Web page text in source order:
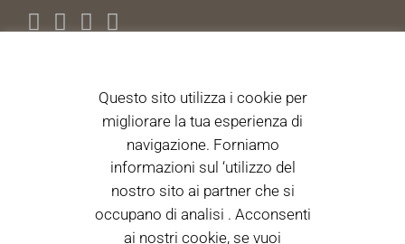
Autorizzo il trattamento dei dati personali ai sensi dell'articolo
13 D.Lgs. 196/2003. 196/2003. (Informativa)
Acceto i termini di utilizzo
Questo sito utilizza i cookie per
migliorare la tua esperienza di
navigazione. Forniamo
informazioni sul ‘utilizzo del
nostro sito ai partner che si
occupano di analisi . Acconsenti
ai nostri cookie, se vuoi